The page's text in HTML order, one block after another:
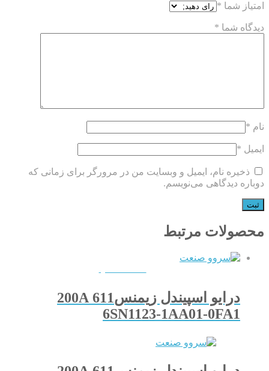
امتیاز شما *
دیدگاه شما *
نام *
ایمیل *
ذخیره نام، ایمیل و وبسایت من در مرورگر برای زمانی که
دوباره دیدگاهی می‌نویسم.
محصولات مرتبط
درایو اسپیندل زیمنس611 200A
6SN1123-1AA01-0FA1